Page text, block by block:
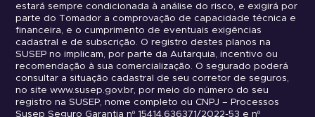
estará sempre condicionada à análise do risco, e exigirá por
parte do Tomador a comprovação de capacidade técnica e
financeira, e o cumprimento de eventuais exigências
cadastral e de subscrição. O registro destes planos na
SUSEP no implicam, por parte da Autarquia, incentivo ou
recomendação à sua comercialização. O segurado poderá
consultar a situação cadastral de seu corretor de seguros,
no site www.susep.gov.br, por meio do número do seu
registro na SUSEP, nome completo ou CNPJ – Processos
Susep Seguro Garantia nº 15414.636371/2022-53 e nº